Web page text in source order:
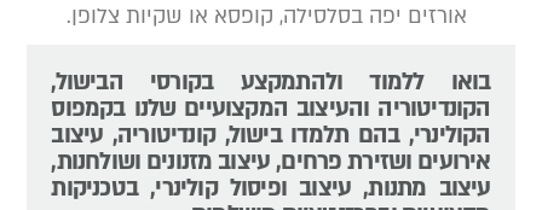
אורזים יפה בסלסילה, קופסא או שקיות צלופן.
בואו ללמוד ולהתמקצע בקורסי הבישול,
הקונדיטוריה והעיצוב המקצועיים שלנו בקמפוס
הקולינרי, בהם תלמדו בישול, קונדיטוריה, עיצוב
אירועים ושזירת פרחים, עיצוב מזנונים ושולחנות,
עיצוב מתנות, עיצוב ופיסול קולינרי, בטכניקות